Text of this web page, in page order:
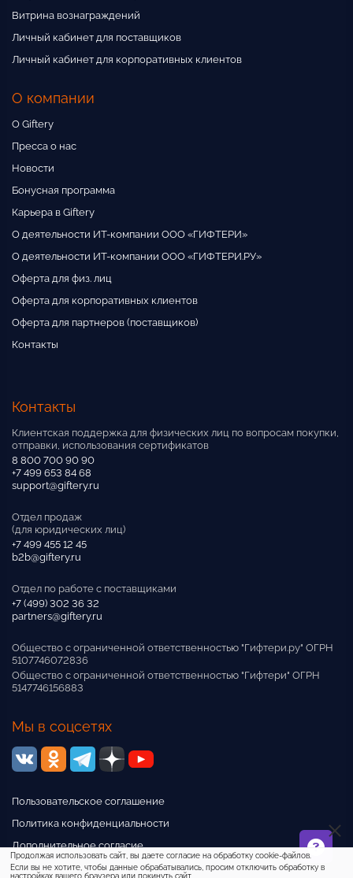
Витрина вознаграждений
Личный кабинет для поставщиков
Личный кабинет для корпоративных клиентов
О компании
О Giftery
Пресса о нас
Новости
Бонусная программа
Карьера в Giftery
О деятельности ИТ-компании ООО «ГИФТЕРИ»
О деятельности ИТ-компании ООО «ГИФТЕРИ.РУ»
Оферта для физ. лиц
Оферта для корпоративных клиентов
Оферта для партнеров (поставщиков)
Контакты
Контакты
Клиентская поддержка для физических лиц по вопросам покупки,
отправки, использования сертификатов
8 800 700 90 90
+7 499 653 84 68
support@giftery.ru
Отдел продаж
(для юридических лиц)
+7 499 455 12 45
b2b@giftery.ru
Отдел по работе с поставщиками
+7 (499) 302 36 32
partners@giftery.ru
Общество с ограниченной ответственностью "Гифтери.ру" ОГРН
5107746072836
Общество с ограниченной ответственностью "Гифтери" ОГРН
5147746156883
Мы в соцсетях
Пользовательское соглашение
Политика конфиденциальности
Дополнительное согласие
Продолжая использовать сайт, вы даете согласие на обработку cookie-файлов.
Если вы не хотите, чтобы данные обрабатывались, просим отключить обработку в
настройках вашего браузера или покинуть сайт.